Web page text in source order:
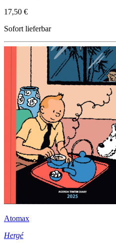
17,50 €
Sofort lieferbar
Atomax
Hergé